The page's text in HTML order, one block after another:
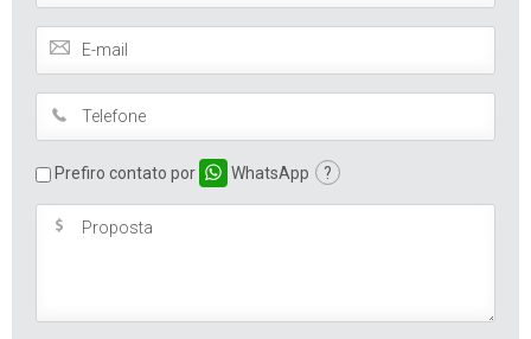
Prefiro contato por WhatsApp ?